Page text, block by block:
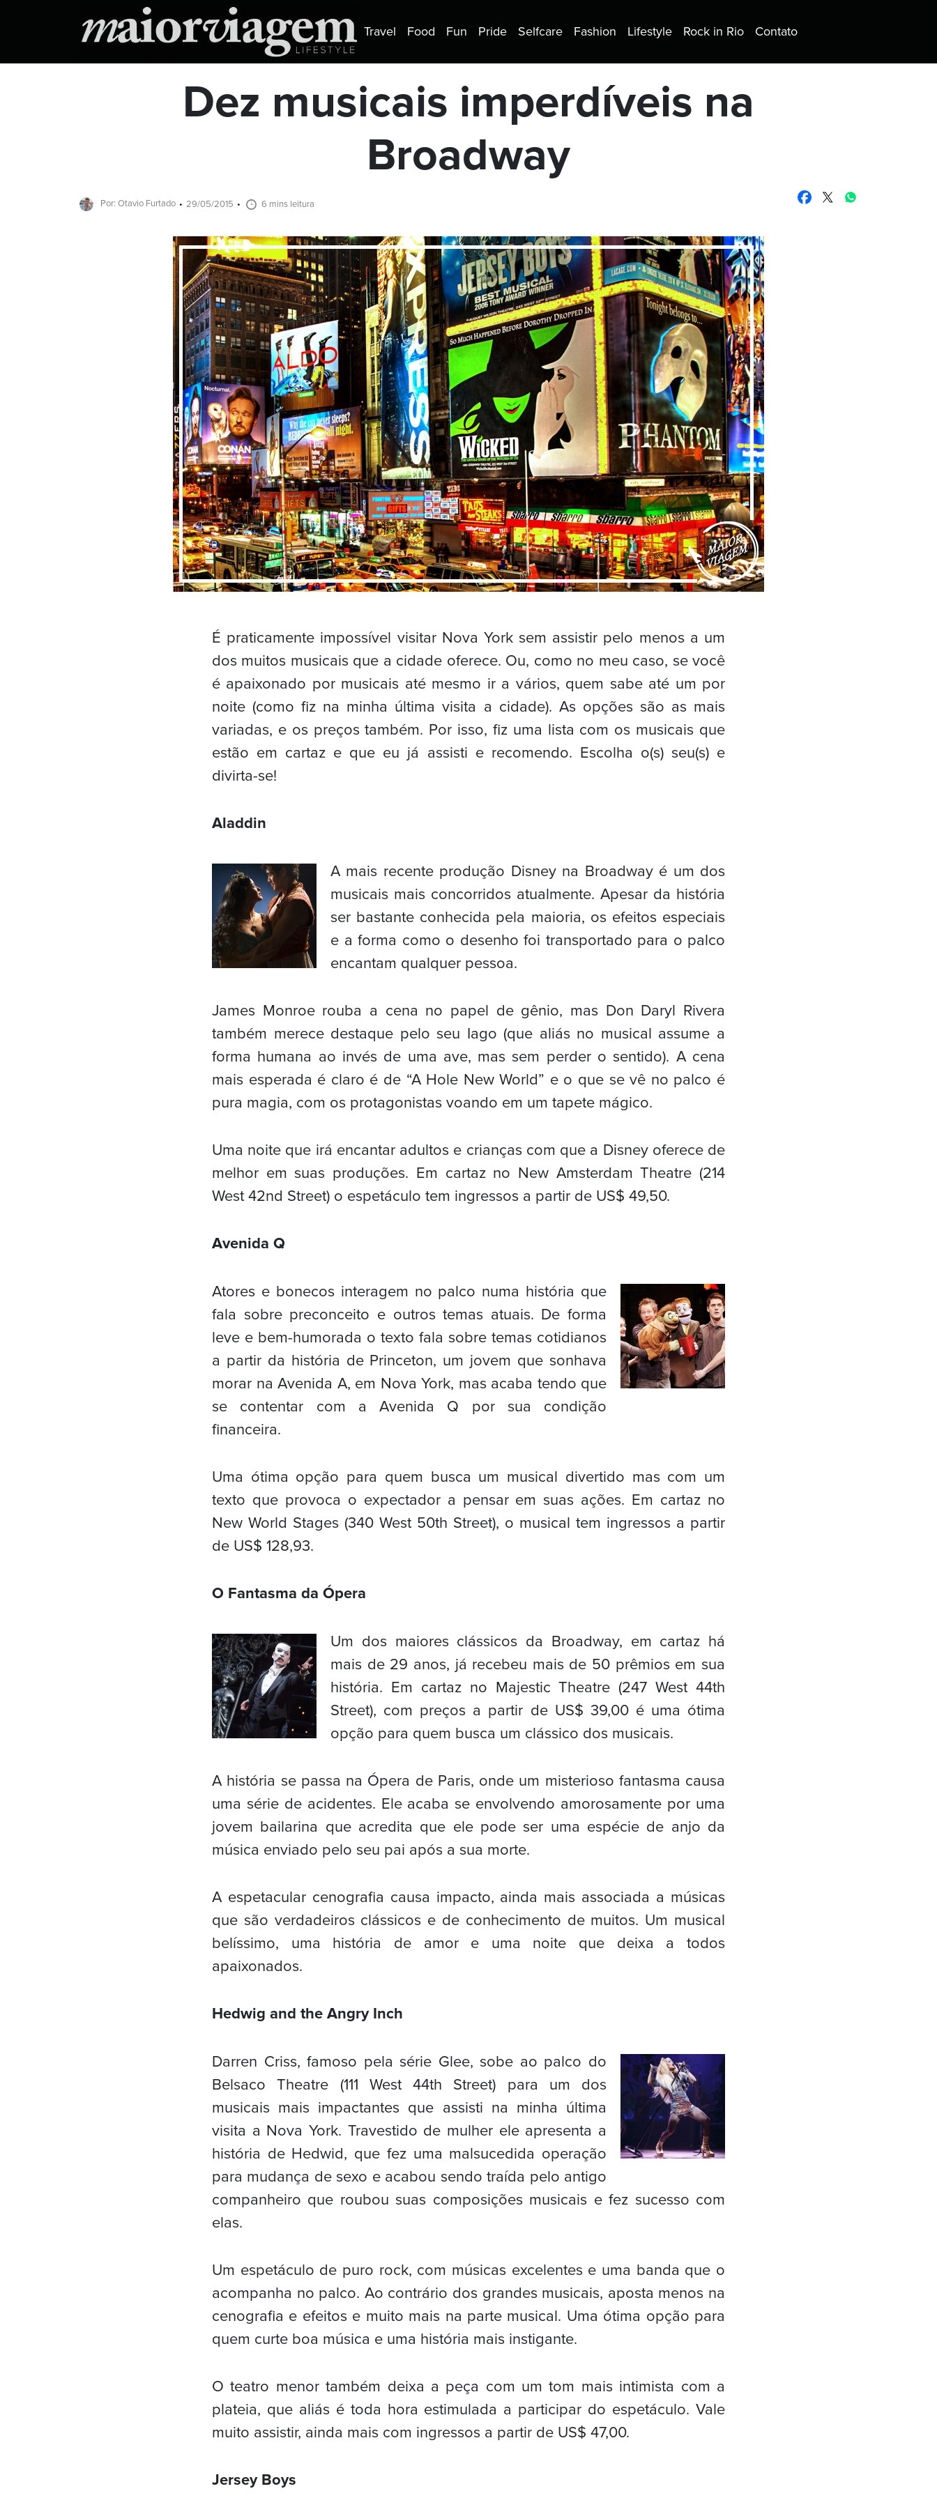
Travel Food Fun Pride Selfcare Fashion Lifestyle Rock in Rio Contato
Dez musicais imperdíveis na
Broadway
Por: Otavio Furtado 29/05/2015 6 mins leitura
É praticamente impossível visitar Nova York sem assistir pelo menos a um
dos muitos musicais que a cidade oferece. Ou, como no meu caso, se você
é apaixonado por musicais até mesmo ir a vários, quem sabe até um por
noite (como fiz na minha última visita a cidade). As opções são as mais
variadas, e os preços também. Por isso, fiz uma lista com os musicais que
estão em cartaz e que eu já assisti e recomendo. Escolha o(s) seu(s) e
divirta-se!
Aladdin
A mais recente produção Disney na Broadway é um dos
musicais mais concorridos atualmente. Apesar da história
ser bastante conhecida pela maioria, os efeitos especiais
e a forma como o desenho foi transportado para o palco
encantam qualquer pessoa.
James Monroe rouba a cena no papel de gênio, mas Don Daryl Rivera
também merece destaque pelo seu Iago (que aliás no musical assume a
forma humana ao invés de uma ave, mas sem perder o sentido). A cena
mais esperada é claro é de “A Hole New World” e o que se vê no palco é
pura magia, com os protagonistas voando em um tapete mágico.
Uma noite que irá encantar adultos e crianças com que a Disney oferece de
melhor em suas produções. Em cartaz no New Amsterdam Theatre (214
West 42nd Street) o espetáculo tem ingressos a partir de US$ 49,50.
Avenida Q
Atores e bonecos interagem no palco numa história que
fala sobre preconceito e outros temas atuais. De forma
leve e bem-humorada o texto fala sobre temas cotidianos
a partir da história de Princeton, um jovem que sonhava
morar na Avenida A, em Nova York, mas acaba tendo que
se contentar com a Avenida Q por sua condição
financeira.
Uma ótima opção para quem busca um musical divertido mas com um
texto que provoca o expectador a pensar em suas ações. Em cartaz no
New World Stages (340 West 50th Street), o musical tem ingressos a partir
de US$ 128,93.
O Fantasma da Ópera
Um dos maiores clássicos da Broadway, em cartaz há
mais de 29 anos, já recebeu mais de 50 prêmios em sua
história. Em cartaz no Majestic Theatre (247 West 44th
Street), com preços a partir de US$ 39,00 é uma ótima
opção para quem busca um clássico dos musicais.
A história se passa na Ópera de Paris, onde um misterioso fantasma causa
uma série de acidentes. Ele acaba se envolvendo amorosamente por uma
jovem bailarina que acredita que ele pode ser uma espécie de anjo da
música enviado pelo seu pai após a sua morte.
A espetacular cenografia causa impacto, ainda mais associada a músicas
que são verdadeiros clássicos e de conhecimento de muitos. Um musical
belíssimo, uma história de amor e uma noite que deixa a todos
apaixonados.
Hedwig and the Angry Inch
Darren Criss, famoso pela série Glee, sobe ao palco do
Belsaco Theatre (111 West 44th Street) para um dos
musicais mais impactantes que assisti na minha última
visita a Nova York. Travestido de mulher ele apresenta a
história de Hedwid, que fez uma malsucedida operação
para mudança de sexo e acabou sendo traída pelo antigo
companheiro que roubou suas composições musicais e fez sucesso com
elas.
Um espetáculo de puro rock, com músicas excelentes e uma banda que o
acompanha no palco. Ao contrário dos grandes musicais, aposta menos na
cenografia e efeitos e muito mais na parte musical. Uma ótima opção para
quem curte boa música e uma história mais instigante.
O teatro menor também deixa a peça com um tom mais intimista com a
plateia, que aliás é toda hora estimulada a participar do espetáculo. Vale
muito assistir, ainda mais com ingressos a partir de US$ 47,00.
Jersey Boys